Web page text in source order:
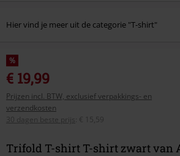
Hier vind je meer uit de categorie "T-shirt"
%
€ 19,99
Prijzen incl. BTW, exclusief verpakkings- en
verzendkosten
30 dagen beste prijs
€ 15,59
Trifold T-shirt T-shirt zwart van